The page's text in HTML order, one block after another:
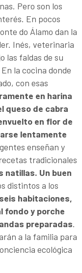
Pero son los
En pocos
do Álamo dan la
Inés, veterinaria
las faldas de su
la cocina donde
con esas
en harina
queso de cabra
en flor de
lentamente
enseñan y
tradicionales
natillas. Un buen
distintos a los
habitaciones,
fondo y porche
preparadas.
a la familia para
ecológica